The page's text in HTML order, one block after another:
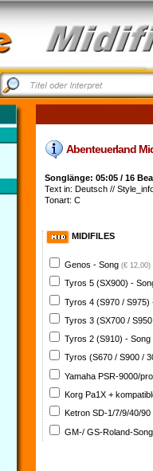
Abenteuerland
Songlänge: 05:05 / 16
Text in: Deutsch //
Tonart: C
MIDIFILES
Genos - Song (€ 12,00)
Tyros 5 (SX900) -
Tyros 4 (S970 /
Tyros 3 (SX700 /
Tyros 2 (S910) - Song
Tyros (S670 / S900 /
Yamaha PSR-9000/
Korg Pa1X +
Ketron SD-1/7/9/40/
GM-/ GS-Roland-